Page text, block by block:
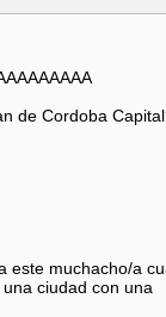
de Cordoba
este muchacho/a
ciudad con una